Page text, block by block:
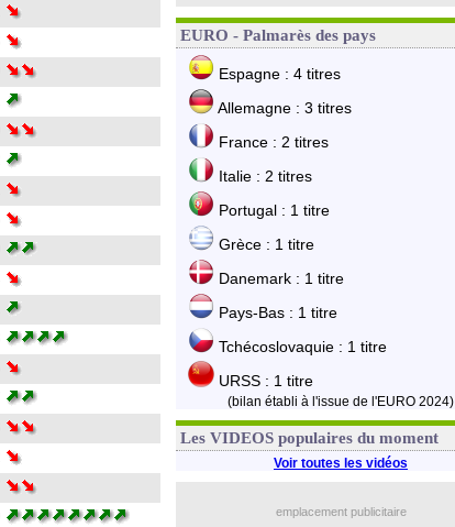
EURO - Palmarès des pays
Espagne : 4 titres
Allemagne : 3 titres
France : 2 titres
Italie : 2 titres
Portugal : 1 titre
Grèce : 1 titre
Danemark : 1 titre
Pays-Bas : 1 titre
Tchécoslovaquie : 1 titre
URSS : 1 titre
(bilan établi à l'issue de l'EURO 2024)
Les VIDEOS populaires du moment
Voir toutes les vidéos
emplacement publicitaire